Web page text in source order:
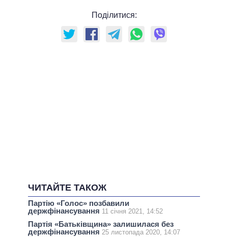
Поділитися:
ЧИТАЙТЕ ТАКОЖ
Партію «Голос» позбавили
держфінансування 11 січня 2021, 14:52
Партія «Батьківщина» залишилася без
держфінансування 25 листопада 2020, 14:07